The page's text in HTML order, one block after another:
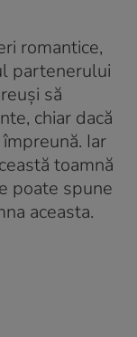
romantice,
partenerului
să
chiar dacă
Iar
toamnă
poate spune
aceasta.